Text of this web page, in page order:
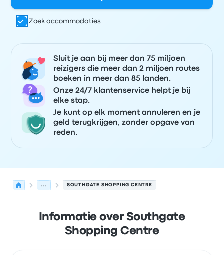
Zoek accommodaties
Sluit je aan bij meer dan 75 miljoen
reizigers die meer dan 2 miljoen routes
boeken in meer dan 85 landen.
Onze 24/7 klantenservice helpt je bij
elke stap.
Je kunt op elk moment annuleren en je
geld terugkrijgen, zonder opgave van
reden.
... SOUTHGATE SHOPPING CENTRE
Informatie over Southgate
Shopping Centre